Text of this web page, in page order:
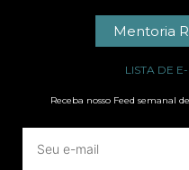
Mentoria
LISTA DE
Receba nosso Feed semanal